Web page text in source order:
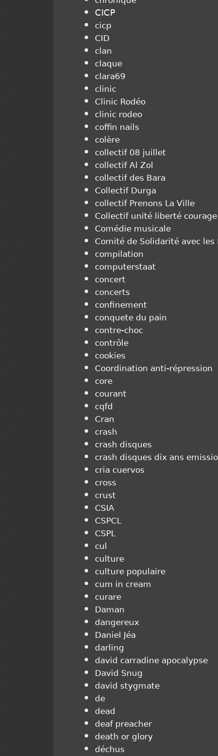
CICP
cicp
CID
clan
claque
clara69
clinic
Clinic Rodéo
clinic rodeo
coffin nails
colère
collectif 08 juillet
collectif Al Zol
collectif des Bara
Collectif Durga
collectif Prenons La Ville
Collectif unité liberté courage
Comédie musicale
Comité de Solidarité avec
compilation
computerstaat
concert
concerts
confinement
conquete du pain
contre-choc
contrôle
cookies
Coordination anti-répression
core
courant
cqfd
Cran
crash
crash disques
crash disques dix ans
cria cuervos
cross
crust
CSIA
CSPCL
CSPL
cul
culture
culture populaire
cum in cream
curare
Daman
dangereux
Daniel Jéa
darling
david carradine apocalypse
David Snug
david stygmate
de
dead
deaf preacher
death or glory
déchus